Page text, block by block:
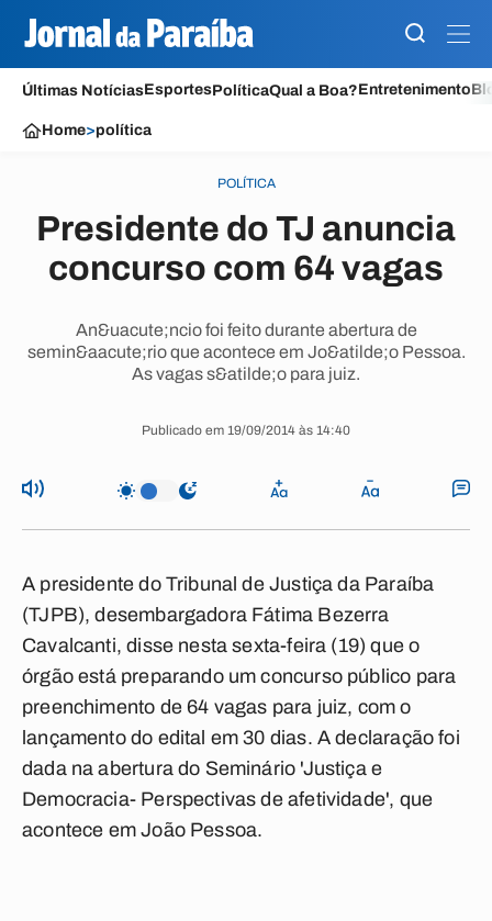
Últimas NotíciasEsportesPolíticaQual a Boa?Entretenimento
Home>política
POLÍTICA
Presidente do TJ anuncia
concurso com 64 vagas
An&uacute;ncio foi feito durante abertura de
semin&aacute;rio que acontece em Jo&atilde;o Pessoa.
As vagas s&atilde;o para juiz.
Publicado em 19/09/2014 às 14:40
A presidente do Tribunal de Justiça da Paraíba
(TJPB), desembargadora Fátima Bezerra
Cavalcanti, disse nesta sexta-feira (19) que o
órgão está preparando um concurso público para
preenchimento de 64 vagas para juiz, com o
lançamento do edital em 30 dias. A declaração foi
dada na abertura do Seminário 'Justiça e
Democracia- Perspectivas de afetividade', que
acontece em João Pessoa.